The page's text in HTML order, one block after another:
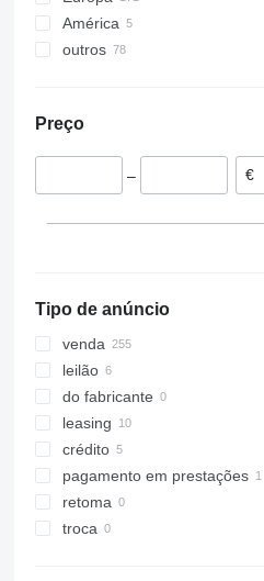
H-seriesAlemanha
Roménia
Países Baixos
França
América
México
outros
Preço
–
Tipo de anúncio
venda
leilão
do fabricante
leasing
crédito
pagamento em prestações
retoma
troca